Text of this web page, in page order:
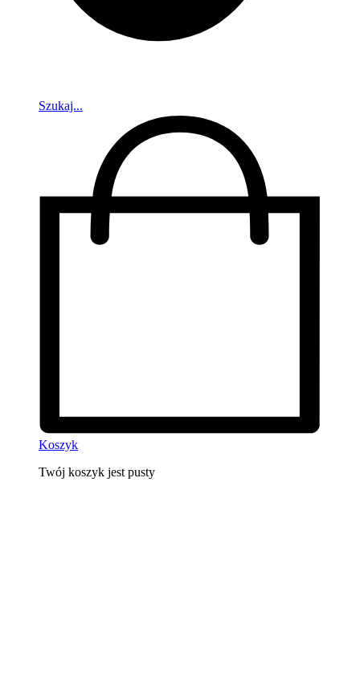
Szukaj...
Koszyk
Twój koszyk jest pusty